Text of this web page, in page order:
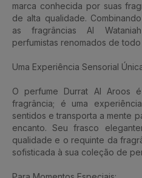
marca conhecida por suas
de alta qualidade.
as fragrâncias Al
perfumistas renomados de todo
Uma Experiência Sensorial
O perfume Durrat Al Aroos
fragrância; é uma
sentidos e transporta a mente
encanto. Seu frasco
qualidade e o requinte da
sofisticada à sua coleção de